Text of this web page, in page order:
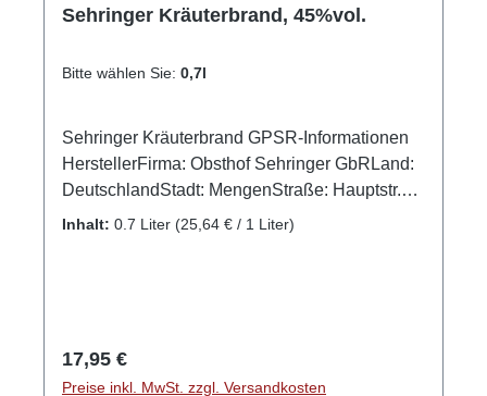
Sehringer Kräuterbrand, 45%vol.
Bitte wählen Sie: 0,7l
Sehringer Kräuterbrand GPSR-Informationen
HerstellerFirma: Obsthof Sehringer GbRLand:
DeutschlandStadt: MengenStraße: Hauptstr.
1aPostleitzahl: 79227E-Mail: info@obsthof-
Inhalt: 0.7 Liter (25,64 € / 1 Liter)
Regulärer Preis:
17,95 €
Preise inkl. MwSt. zzgl. Versandkosten